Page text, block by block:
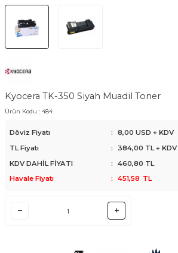
Kyocera TK-350 Siyah Muadil Toner
Ürün Kodu : 484
Döviz Fiyatı :
8,00 USD + KDV
TL Fiyatı
: 384,00 TL + KDV
KDV DAHİL FİYATI
: 460,80 TL
Havale Fiyatı
: 451,58 TL